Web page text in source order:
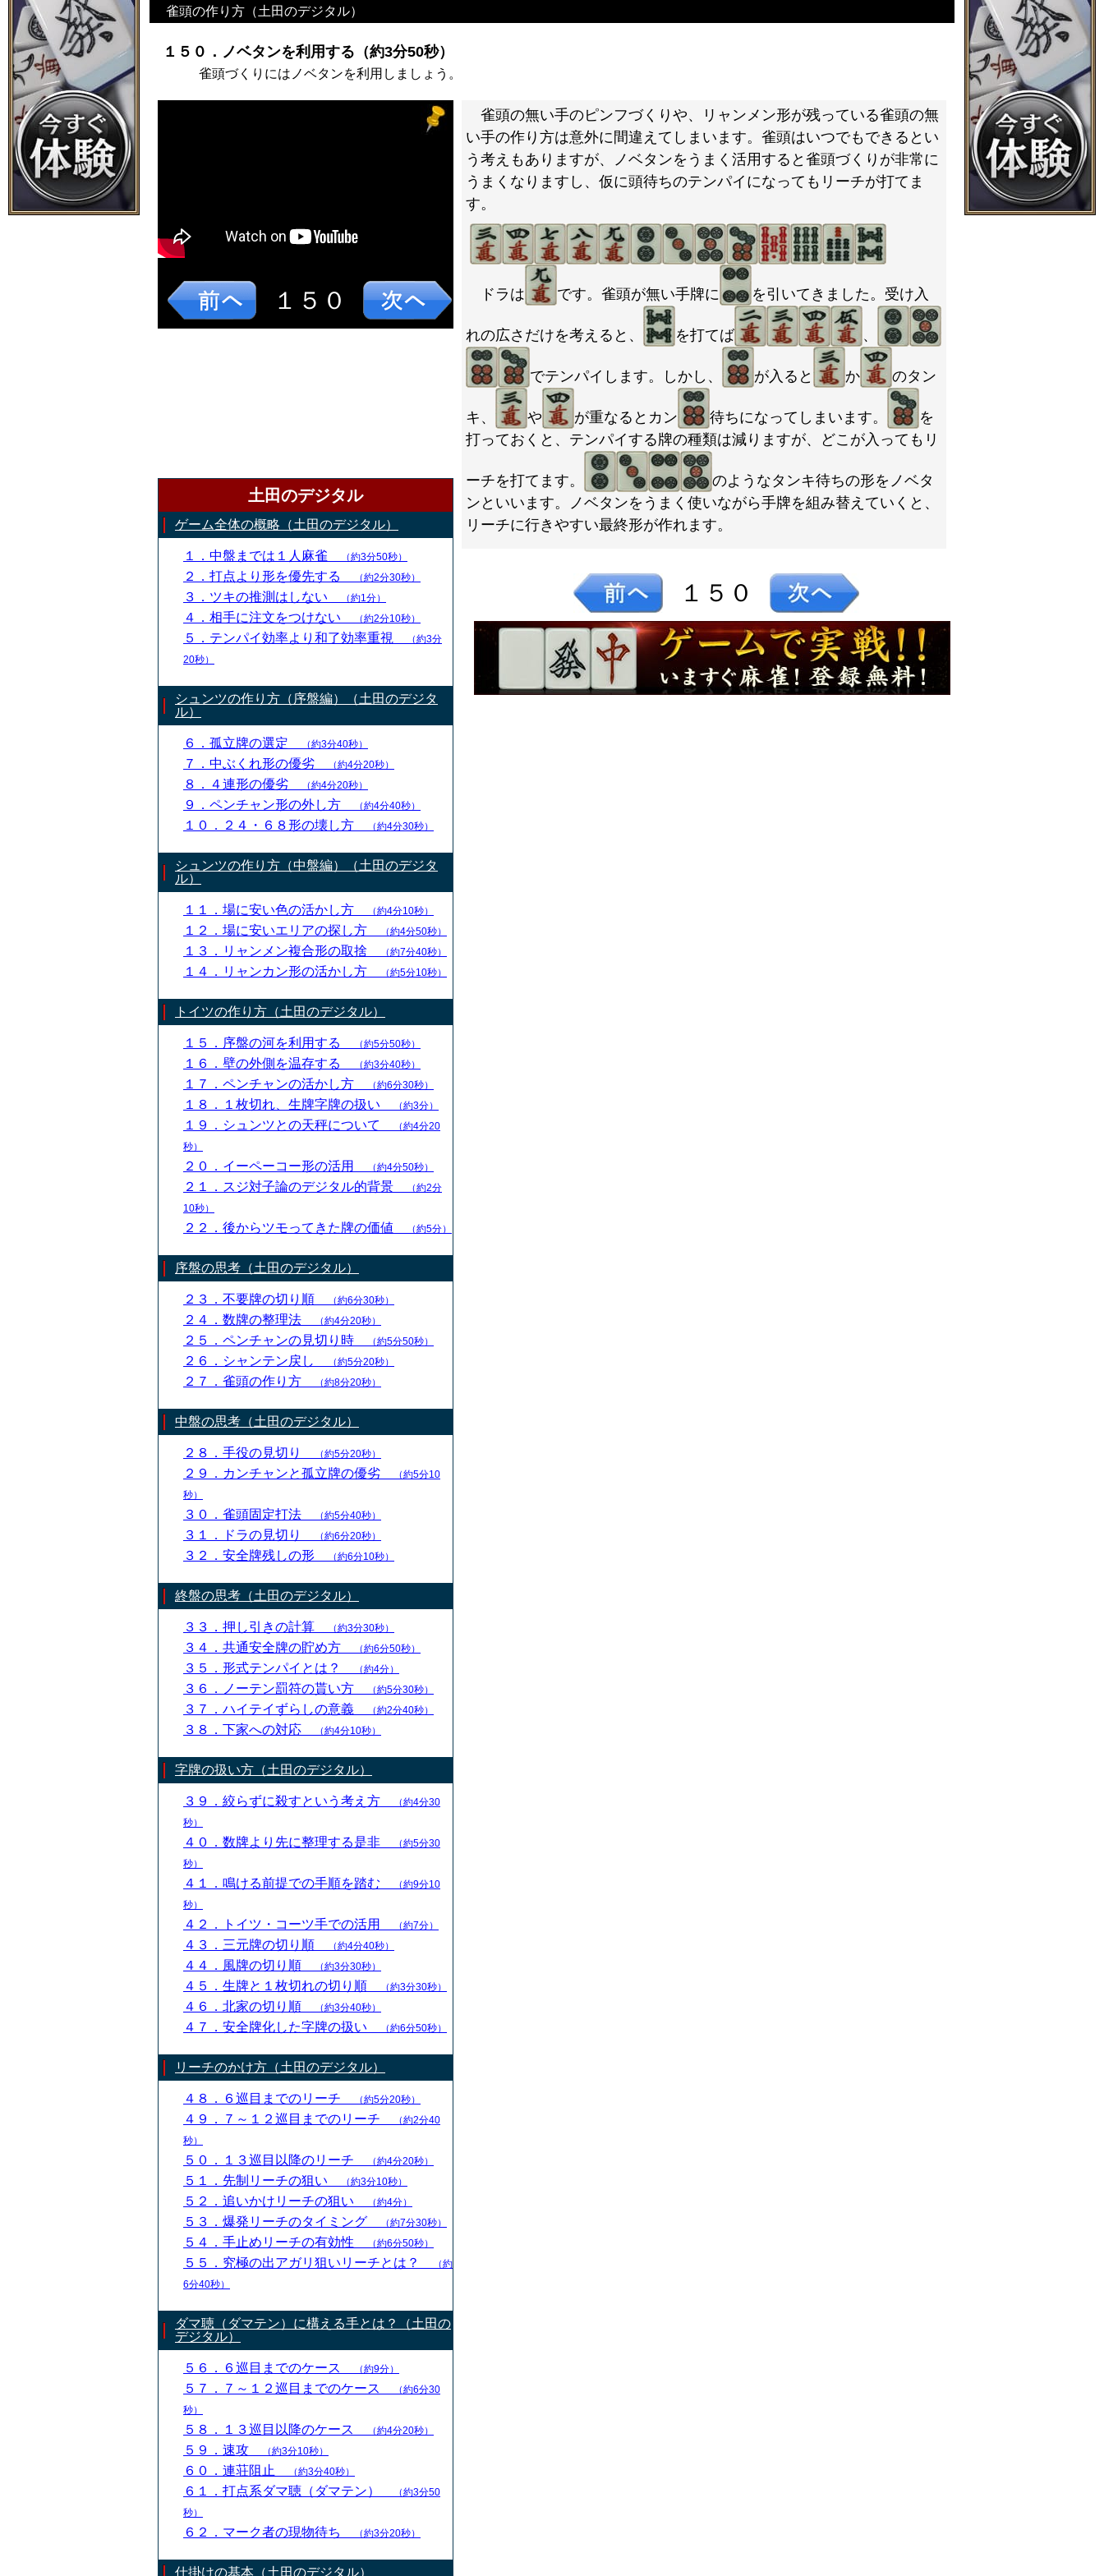
雀頭の作り方（土田のデジタル）
１５０．ノベタンを利用する（約3分50秒）
雀頭づくりにはノベタンを利用しましょう。
１５０
土田のデジタル
ゲーム全体の概略（土田のデジタル）
１．中盤までは１人麻雀 （約3分50秒）
２．打点より形を優先する （約2分30秒）
３．ツキの推測はしない （約1分）
４．相手に注文をつけない （約2分10秒）
５．テンパイ効率より和了効率重視
（約3分
20秒）
シュンツの作り方（序盤編）（土田のデジタ
ル）
６．孤立牌の選定 （約3分40秒）
７．中ぶくれ形の優劣 （約4分20秒）
８．４連形の優劣 （約4分20秒）
９．ペンチャン形の外し方 （約4分40秒）
１０．２４・６８形の壊し方 （約4分30秒）
シュンツの作り方（中盤編）（土田のデジタ
ル）
１１．場に安い色の活かし方 （約4分10秒）
１２．場に安いエリアの探し方 （約4分50秒）
１３．リャンメン複合形の取捨 （約7分40秒）
１４．リャンカン形の活かし方 （約5分10秒）
トイツの作り方（土田のデジタル）
１５．序盤の河を利用する （約5分50秒）
１６．壁の外側を温存する （約3分40秒）
１７．ペンチャンの活かし方 （約6分30秒）
１８．１枚切れ、生牌字牌の扱い （約3分）
１９．シュンツとの天秤について
（約4分20
秒）
２０．イーペーコー形の活用 （約4分50秒）
２１．スジ対子論のデジタル的背景
（約2分
10秒）
２２．後からツモってきた牌の価値 （約5分）
序盤の思考（土田のデジタル）
２３．不要牌の切り順 （約6分30秒）
２４．数牌の整理法 （約4分20秒）
２５．ペンチャンの見切り時 （約5分50秒）
２６．シャンテン戻し （約5分20秒）
２７．雀頭の作り方 （約8分20秒）
中盤の思考（土田のデジタル）
２８．手役の見切り （約5分20秒）
２９．カンチャンと孤立牌の優劣
（約5分10
秒）
３０．雀頭固定打法 （約5分40秒）
３１．ドラの見切り （約6分20秒）
３２．安全牌残しの形 （約6分10秒）
終盤の思考（土田のデジタル）
３３．押し引きの計算 （約3分30秒）
３４．共通安全牌の貯め方 （約6分50秒）
３５．形式テンパイとは？ （約4分）
３６．ノーテン罰符の貰い方 （約5分30秒）
３７．ハイテイずらしの意義 （約2分40秒）
３８．下家への対応 （約4分10秒）
字牌の扱い方（土田のデジタル）
３９．絞らずに殺すという考え方
（約4分30
秒）
４０．数牌より先に整理する是非
（約5分30
秒）
４１．鳴ける前提での手順を踏む
（約9分10
秒）
４２．トイツ・コーツ手での活用 （約7分）
４３．三元牌の切り順 （約4分40秒）
４４．風牌の切り順 （約3分30秒）
４５．生牌と１枚切れの切り順 （約3分30秒）
４６．北家の切り順 （約3分40秒）
４７．安全牌化した字牌の扱い （約6分50秒）
リーチのかけ方（土田のデジタル）
４８．６巡目までのリーチ （約5分20秒）
４９．７～１２巡目までのリーチ
（約2分40
秒）
５０．１３巡目以降のリーチ （約4分20秒）
５１．先制リーチの狙い （約3分10秒）
５２．追いかけリーチの狙い （約4分）
５３．爆発リーチのタイミング （約7分30秒）
５４．手止めリーチの有効性 （約6分50秒）
５５．究極の出アガリ狙いリーチとは？
（約
6分40秒）
ダマ聴（ダマテン）に構える手とは？（土田の
デジタル）
５６．６巡目までのケース （約9分）
５７．７～１２巡目までのケース
（約6分30
秒）
５８．１３巡目以降のケース （約4分20秒）
５９．速攻 （約3分10秒）
６０．連荘阻止 （約3分40秒）
６１．打点系ダマ聴（ダマテン）
（約3分50
秒）
６２．マーク者の現物待ち （約3分20秒）
仕掛けの基本（土田のデジタル）
雀頭の無い手のピンフづくりや、リャンメン形が残っている雀頭の無
い手の作り方は意外に間違えてしまいます。雀頭はいつでもできるとい
う考えもありますが、ノベタンをうまく活用すると雀頭づくりが非常に
うまくなりますし、仮に頭待ちのテンパイになってもリーチが打てま
す。
ドラは です。雀頭が無い手牌に を引いてきました。受け入
れの広さだけを考えると、 を打てば 、
でテンパイします。しかし、 が入ると か のタン
キ、 や が重なるとカン 待ちになってしまいます。
を
打っておくと、テンパイする牌の種類は減りますが、どこが入ってもリ
ーチを打てます。
のようなタンキ待ちの形をノベタ
ンといいます。ノベタンをうまく使いながら手牌を組み替えていくと、
リーチに行きやすい最終形が作れます。
１５０